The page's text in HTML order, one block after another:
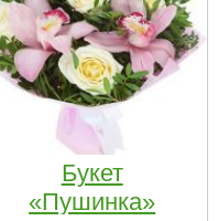
Букет
«Пушинка»